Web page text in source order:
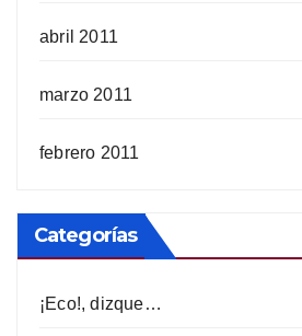
abril 2011
marzo 2011
febrero 2011
Categorías
¡Eco!, dizque…